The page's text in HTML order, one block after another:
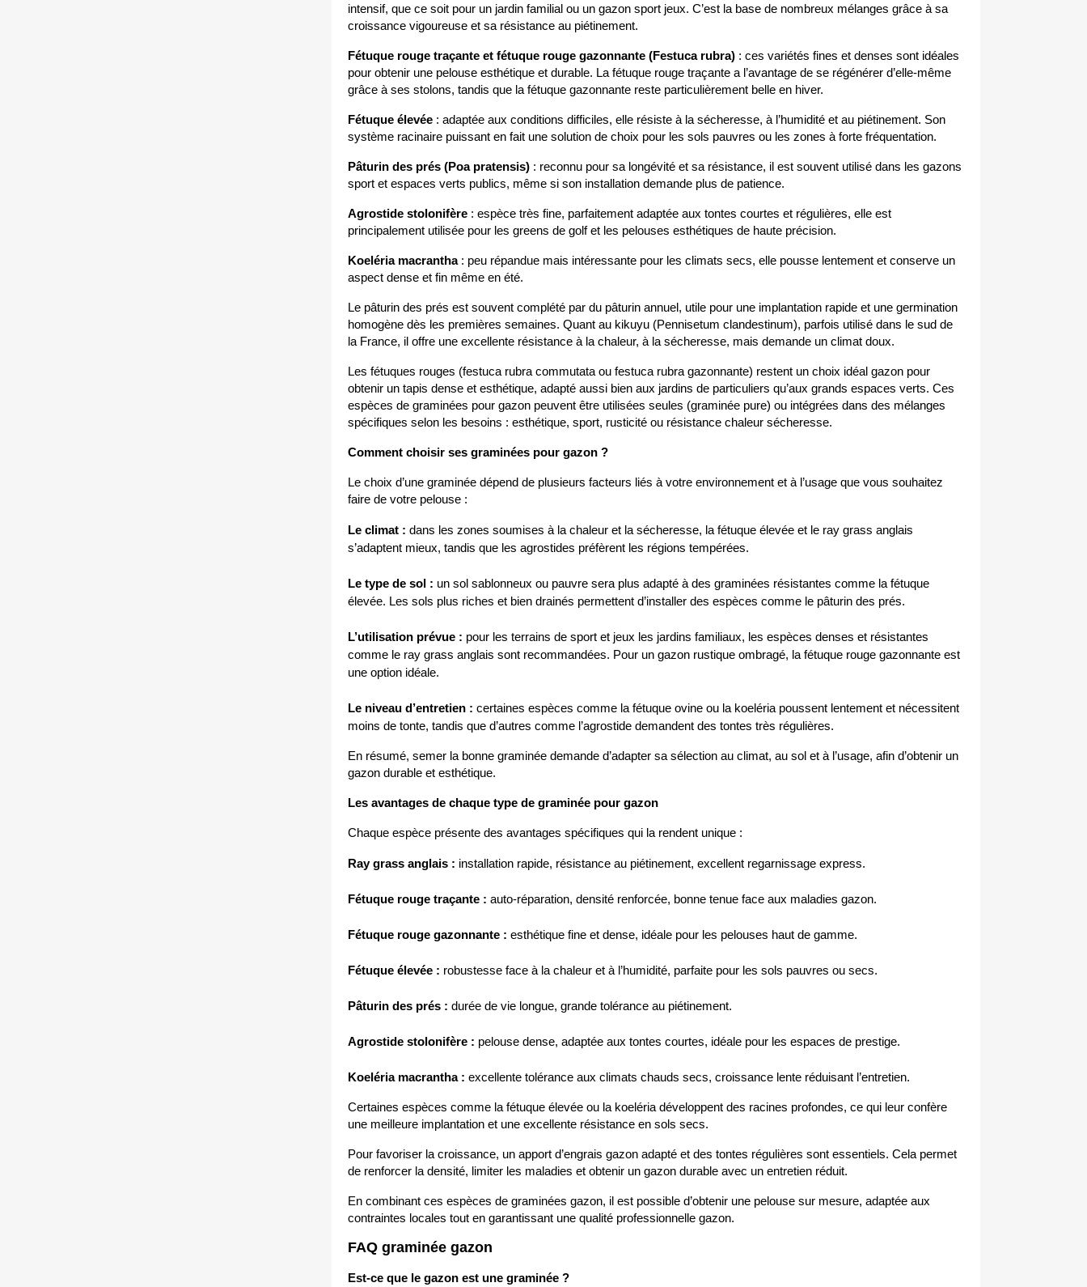
intensif, que ce soit pour un jardin familial ou un gazon sport jeux. C’est la base de nombreux mélanges grâce à sa
croissance vigoureuse et sa résistance au piétinement.
Fétuque rouge traçante et fétuque rouge gazonnante (Festuca rubra) : ces variétés fines et denses sont idéales
pour obtenir une pelouse esthétique et durable. La fétuque rouge traçante a l’avantage de se régénérer d’elle-même
grâce à ses stolons, tandis que la fétuque gazonnante reste particulièrement belle en hiver.
Fétuque élevée : adaptée aux conditions difficiles, elle résiste à la sécheresse, à l’humidité et au piétinement. Son
système racinaire puissant en fait une solution de choix pour les sols pauvres ou les zones à forte fréquentation.
Pâturin des prés (Poa pratensis) : reconnu pour sa longévité et sa résistance, il est souvent utilisé dans les gazons
sport et espaces verts publics, même si son installation demande plus de patience.
Agrostide stolonifère : espèce très fine, parfaitement adaptée aux tontes courtes et régulières, elle est
principalement utilisée pour les greens de golf et les pelouses esthétiques de haute précision.
Koeléria macrantha : peu répandue mais intéressante pour les climats secs, elle pousse lentement et conserve un
aspect dense et fin même en été.
Le pâturin des prés est souvent complété par du pâturin annuel, utile pour une implantation rapide et une germination
homogène dès les premières semaines. Quant au kikuyu (Pennisetum clandestinum), parfois utilisé dans le sud de
la France, il offre une excellente résistance à la chaleur, à la sécheresse, mais demande un climat doux.
Les fétuques rouges (festuca rubra commutata ou festuca rubra gazonnante) restent un choix idéal gazon pour
obtenir un tapis dense et esthétique, adapté aussi bien aux jardins de particuliers qu’aux grands espaces verts. Ces
espèces de graminées pour gazon peuvent être utilisées seules (graminée pure) ou intégrées dans des mélanges
spécifiques selon les besoins : esthétique, sport, rusticité ou résistance chaleur sécheresse.
Comment choisir ses graminées pour gazon ?
Le choix d’une graminée dépend de plusieurs facteurs liés à votre environnement et à l’usage que vous souhaitez
faire de votre pelouse :
Le climat : dans les zones soumises à la chaleur et la sécheresse, la fétuque élevée et le ray grass anglais
s’adaptent mieux, tandis que les agrostides préfèrent les régions tempérées.
Le type de sol : un sol sablonneux ou pauvre sera plus adapté à des graminées résistantes comme la fétuque
élevée. Les sols plus riches et bien drainés permettent d’installer des espèces comme le pâturin des prés.
L’utilisation prévue : pour les terrains de sport et jeux les jardins familiaux, les espèces denses et résistantes
comme le ray grass anglais sont recommandées. Pour un gazon rustique ombragé, la fétuque rouge gazonnante est
une option idéale.
Le niveau d’entretien : certaines espèces comme la fétuque ovine ou la koeléria poussent lentement et nécessitent
moins de tonte, tandis que d’autres comme l’agrostide demandent des tontes très régulières.
En résumé, semer la bonne graminée demande d’adapter sa sélection au climat, au sol et à l’usage, afin d’obtenir un
gazon durable et esthétique.
Les avantages de chaque type de graminée pour gazon
Chaque espèce présente des avantages spécifiques qui la rendent unique :
Ray grass anglais : installation rapide, résistance au piétinement, excellent regarnissage express.
Fétuque rouge traçante : auto-réparation, densité renforcée, bonne tenue face aux maladies gazon.
Fétuque rouge gazonnante : esthétique fine et dense, idéale pour les pelouses haut de gamme.
Fétuque élevée : robustesse face à la chaleur et à l’humidité, parfaite pour les sols pauvres ou secs.
Pâturin des prés : durée de vie longue, grande tolérance au piétinement.
Agrostide stolonifère : pelouse dense, adaptée aux tontes courtes, idéale pour les espaces de prestige.
Koeléria macrantha : excellente tolérance aux climats chauds secs, croissance lente réduisant l’entretien.
Certaines espèces comme la fétuque élevée ou la koeléria développent des racines profondes, ce qui leur confère
une meilleure implantation et une excellente résistance en sols secs.
Pour favoriser la croissance, un apport d’engrais gazon adapté et des tontes régulières sont essentiels. Cela permet
de renforcer la densité, limiter les maladies et obtenir un gazon durable avec un entretien réduit.
En combinant ces espèces de graminées gazon, il est possible d’obtenir une pelouse sur mesure, adaptée aux
contraintes locales tout en garantissant une qualité professionnelle gazon.
FAQ graminée gazon
Est-ce que le gazon est une graminée ?